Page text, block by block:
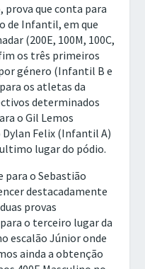
prova que conta para
de Infantil, em que
(200E, 100M, 100C,
os três primeiros
género (Infantil B e
os atletas da
determinados
o Gil Lemos
Felix (Infantil A)
lugar do pódio.
para o Sebastião
destacadamente
provas
o terceiro lugar da
escalão Júnior onde
ainda a obtenção